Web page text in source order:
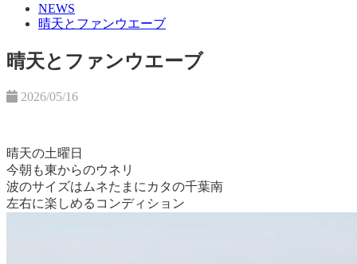
NEWS
晴天とファンウエーブ
晴天とファンウエーブ
2026/05/16
晴天の土曜日
今朝も東からのウネリ
波のサイズはムネたまにカタの千葉南
左右に楽しめるコンディション